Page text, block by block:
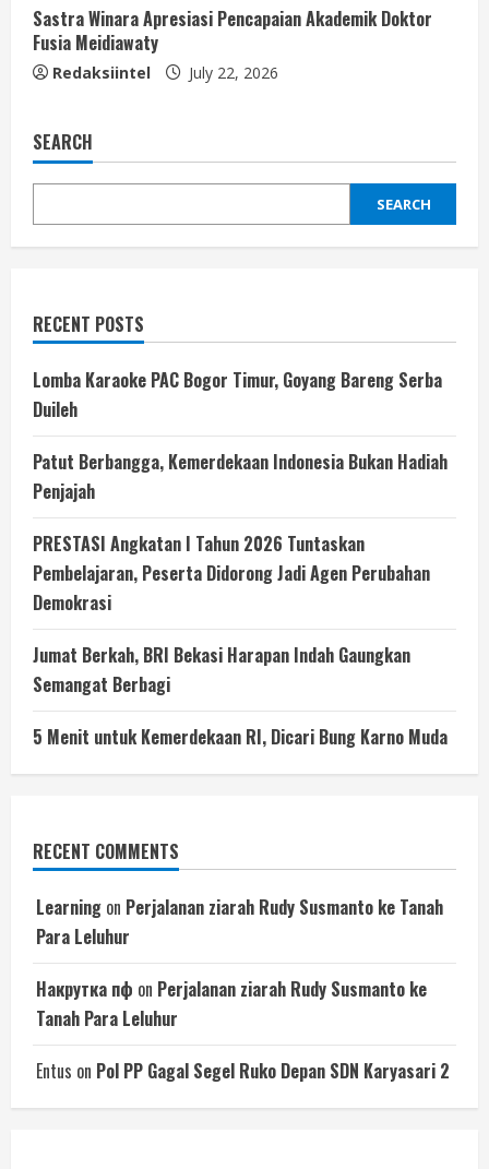
Sastra Winara Apresiasi Pencapaian Akademik Doktor
Fusia Meidiawaty
Redaksiintel July 22, 2026
SEARCH
SEARCH
RECENT POSTS
Lomba Karaoke PAC Bogor Timur, Goyang Bareng Serba
Duileh
Patut Berbangga, Kemerdekaan Indonesia Bukan Hadiah
Penjajah
PRESTASI Angkatan I Tahun 2026 Tuntaskan
Pembelajaran, Peserta Didorong Jadi Agen Perubahan
Demokrasi
Jumat Berkah, BRI Bekasi Harapan Indah Gaungkan
Semangat Berbagi
5 Menit untuk Kemerdekaan RI, Dicari Bung Karno Muda
RECENT COMMENTS
Learning on Perjalanan ziarah Rudy Susmanto ke Tanah
Para Leluhur
Накрутка пф on Perjalanan ziarah Rudy Susmanto ke
Tanah Para Leluhur
Entus on Pol PP Gagal Segel Ruko Depan SDN Karyasari 2